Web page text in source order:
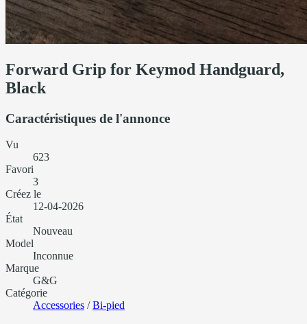
Forward Grip for Keymod Handguard,
Black
Caractéristiques de l'annonce
Vu
623
Favori
3
Créez le
12-04-2026
État
Nouveau
Model
Inconnue
Marque
G&G
Catégorie
Accessories /Bi-pied